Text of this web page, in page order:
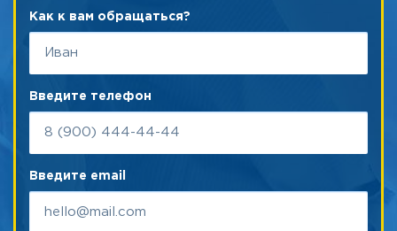
Как к вам обращаться?
Введите телефон
Введите email